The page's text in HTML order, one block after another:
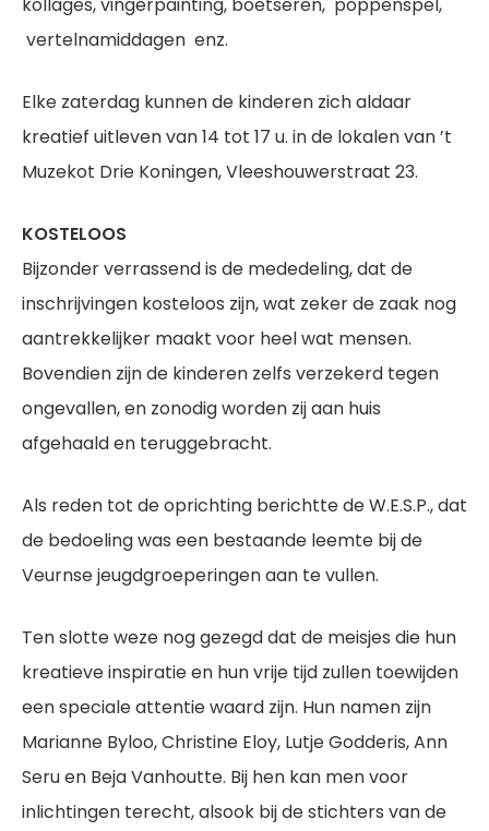
vertelnamiddagen enz.
Elke zaterdag kunnen de kinderen zich aldaar
kreatief uitleven van 14 tot 17 u. in de lokalen van ’t
Muzekot Drie Koningen, Vleeshouwerstraat 23.
KOSTELOOS
Bijzonder verrassend is de mededeling, dat de
inschrijvingen kosteloos zijn, wat zeker de zaak nog
aantrekkelijker maakt voor heel wat mensen.
Bovendien zijn de kinderen zelfs verzekerd tegen
ongevallen, en zonodig worden zij aan huis
afgehaald en teruggebracht.
Als reden tot de oprichting berichtte de W.E.S.P., dat
de bedoeling was een bestaande leemte bij de
Veurnse jeugdgroeperingen aan te vullen.
Ten slotte weze nog gezegd dat de meisjes die hun
kreatieve inspiratie en hun vrije tijd zullen toewijden
een speciale attentie waard zijn. Hun namen zijn
Marianne Byloo, Christine Eloy, Lutje Godderis, Ann
Seru en Beja Vanhoutte. Bij hen kan men voor
inlichtingen terecht, alsook bij de stichters van de